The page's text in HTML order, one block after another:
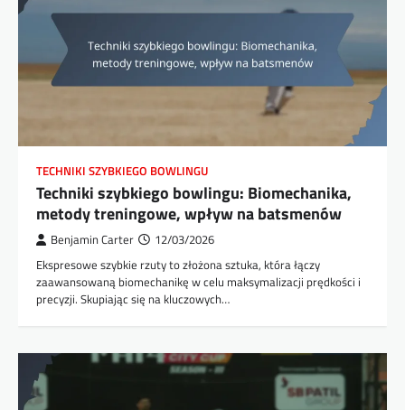
TECHNIKI SZYBKIEGO BOWLINGU
Techniki szybkiego bowlingu: Biomechanika,
metody treningowe, wpływ na batsmenów
Benjamin Carter 12/03/2026
Ekspresowe szybkie rzuty to złożona sztuka, która łączy
zaawansowaną biomechanikę w celu maksymalizacji prędkości i
precyzji. Skupiając się na kluczowych…